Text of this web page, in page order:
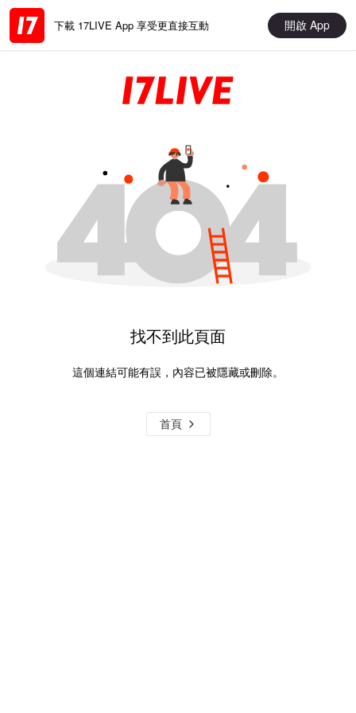
下載 17LIVE App 享受更直接互動 開啟 App
找不到此頁面
這個連結可能有誤，內容已被隱藏或刪除。
首頁